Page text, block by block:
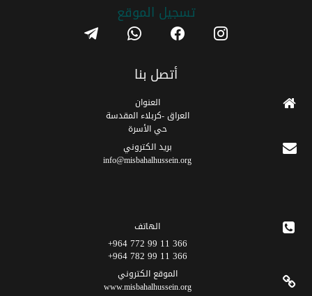
تسجیل الموقع instagram
facebook
whatsapp
telegram
أتصل بنا
العنوان
العراق -كربلاء المقدسة
حي الأسرة
برید الکتروني
info@misbahalhussein.org
الهاتف
366 11 99 772 964+
366 11 99 782 964+
الموقع الکتروني
www.misbahalhussein.org